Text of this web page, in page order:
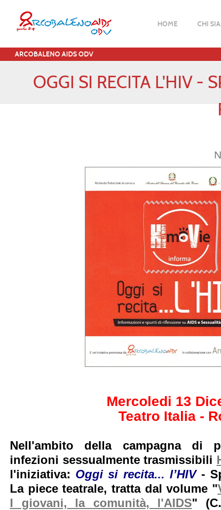
HOME CHI
ARCOBALENO AIDS ODV
OGGI SI RECITA L'HIV -
Mercoledi 13
Teatro Italia -
Nell'ambito della campagna di
infezioni sessualmente trasmissibili
l'iniziativa: Oggi si recita... l’HIV-
La piece teatrale, tratta dal volume "
I giovani, la comunità, l'AIDS"